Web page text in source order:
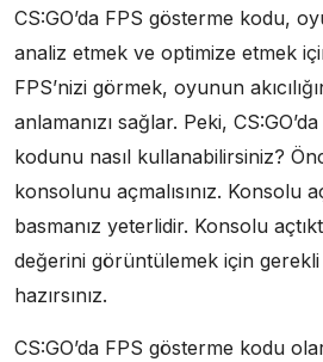
CS:GO’da FPS gösterme kodu,
analiz etmek ve optimize etmek
FPS’nizi görmek, oyunun
anlamanızı sağlar. Peki,
kodunu nasıl kullanabilirsiniz?
konsolunu açmalısınız. Konsolu
basmanız yeterlidir. Konsolu
değerini görüntülemek için
hazırsınız.
CS:GO’da FPS gösterme kodu